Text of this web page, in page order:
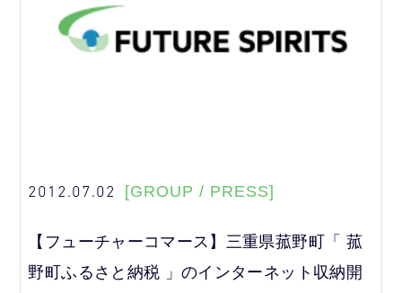
2012.07.02 [GROUP / PRESS]
【フューチャーコマース】三重県菰野町「 菰
野町ふるさと納税 」のインターネット収納開